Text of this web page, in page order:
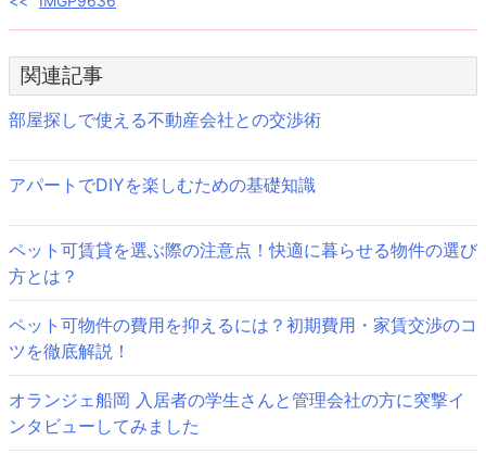
投
ナ
ビ
ゲ
ー
シ
ョ
ン
関連記事
部屋探しで使える不動産会社との交渉術
アパートでDIYを楽しむための基礎知識
ペット可賃貸を選ぶ際の注意点！快適に暮らせる物件の選び
方とは？
ペット可物件の費用を抑えるには？初期費用・家賃交渉のコ
ツを徹底解説！
オランジェ船岡 入居者の学生さんと管理会社の方に突撃イ
ンタビューしてみました